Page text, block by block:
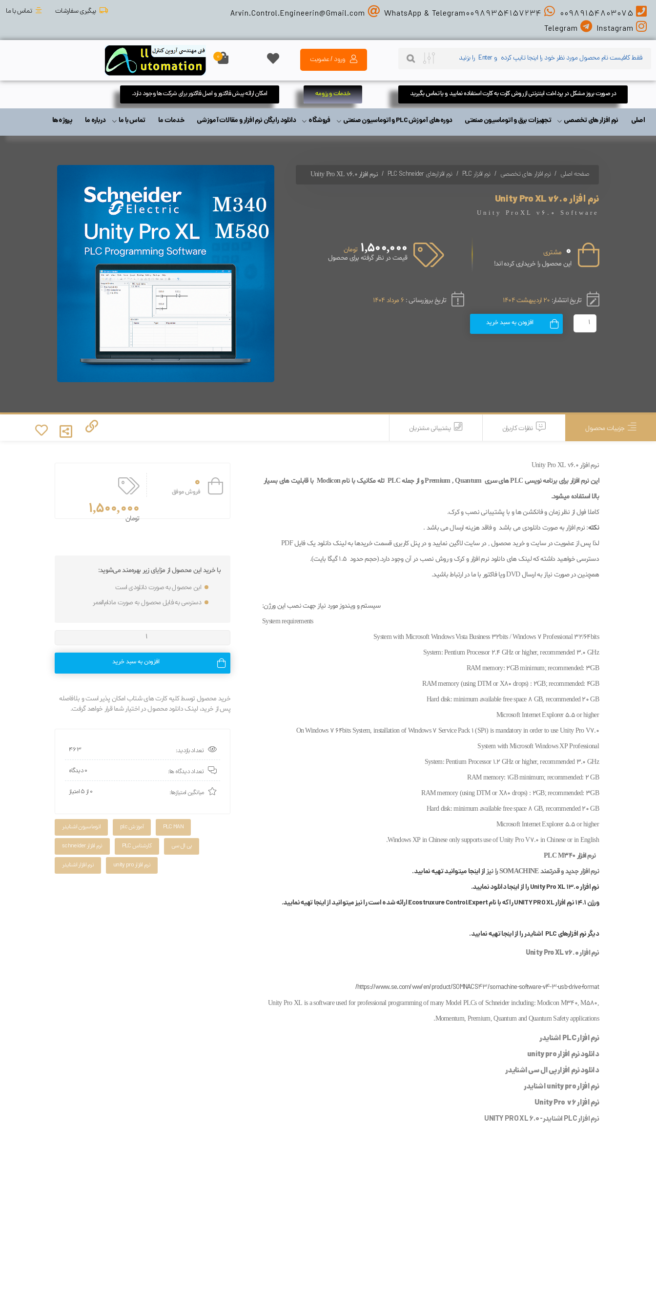
00989154803075
WhatsApp & Telegram00989354157234
Arvin.Control.Engineerin@Gmail.com
Instagram
Telegram
پیگیری سفارشات تماس با ما
ورود / عضویت 0
در صورت بروز مشکل در پرداخت اینترنتی از روش کارت به کارت استفاده نمایید و یا تماس بگیرید خدمات و رزومه امکان ارائه پیش فاکتور و اصل فاکتور برای شرکت ها وجود دارد.
اصلی نرم افزار های تخصصی تجهیزات برق و اتوماسیون صنعتی دوره های آموزش PLC و اتوماسیون صنعتی فروشگاه دانلود رایگان نرم افزار و مقالات آموزشی خدمات ما تماس با ما درباره ما پروژه ها
صفحه اصلی نرم افزار های تخصصی نرم افزار PLC نرم افزارهای PLC Schneider نرم افزار Unity Pro XL v6.0
نرم افزار Unity Pro XL v6.0
Unity ProXL v6.0 Software
0 مشتری
این محصول را خریداری کرده اند!
1,500,000 تومان
قیمت در نظر گرفته برای محصول
تاریخ انتشار: 20 اردیبهشت 1404 تاریخ بروزرسانی : 6 مرداد 1404
افزودن به سبد خرید
جزییات محصول نظرات کاربران پشتیبانی مشتریان
نرم افزار Unity Pro XL v6.0
این نرم افزار برای برنامه نویسی PLC های سری Premium , Quantum و از جمله PLC تله مکانیک با نام Modicon با قابلیت های بسیار
بالا استفاده میشود.
کاملا فول از نظر زمان و فانکشن ها و با پشتیبانی نصب و کرک.
نکته: نرم افزار به صورت دانلودی می باشد و فاقد هزینه ارسال می باشد .
لذا پس از عضویت در سایت و خرید محصول , در سایت لاگین نمایید و در پنل کاربری قسمت خریدها به لینک دانلود یک فایل PDF
دسترسی خواهید داشته که لینک های دانلود نرم افزار و کرک و روش نصب در آن وجود دارد.(حجم حدود 1.5 گیگا بایت).
همچنین در صورت نیاز به ارسال DVD ویا فاکتور با ما در ارتباط باشید.
سیستم و ویندوز مورد نیاز جهت نصب این ورژن:
System requirements
System with Microsoft Windows Vista Business 32bits / Windows 7 Professional 32/64bits
System: Pentium Processor 2.4 GHz or higher, recommended 3.0 GHz
RAM memory: 2GB minimum; recommended: 3GB
RAM memory (using DTM or X80 drops) : 2GB; recommended: 4GB
Hard disk: minimum available free space 8 GB, recommended 20 GB
Microsoft Internet Explorer 5.5 or higher
On Windows 7 64bits System, installation of Windows 7 Service Pack 1 (SP1) is mandatory in order to use Unity Pro V7.0
System with Microsoft Windows XP Professional
System: Pentium Processor 1.2 GHz or higher, recommended 3.0 GHz
RAM memory: 1GB minimum; recommended: 2 GB
RAM memory (using DTM or X80 drops) : 2GB; recommended: 3GB
Hard disk: minimum available free space 8 GB, recommended 20 GB
Microsoft Internet Explorer 5.5 or higher
Windows XP in Chinese only supports use of Unity Pro V7.0 in Chinese or in English.
نرم افزار PLC M340
نرم افزار جدید و قدرتمند SOMACHINE را نیز
از اینجا میتوانید تهیه نمایید.
نرم افزار Unity Pro XL 13.0 را از اینجا دانلود نمایید.
ورژن 14.1 نرم افزار UNITY PRO XL را که با نام Ecostruxure Control Expert ارائه شده است را نیز میتوانید از اینجا تهیه نمایید.
دیگر نرم افزارهای PLC اشنایدر را از اینجا تهیه نمایید.
نرم افزار Unity Pro XL v6.0
https://www.se.com/ww/en/product/SOMNACS43/somachine-software-v4-3-usb-drive-format/
Unity Pro XL is a software used for professional programming of many Model PLCs of Schneider including: Modicon M340, M580,
Momentum, Premium, Quantum and Quantum Safety applications.
نرم افزار PLC اشنایدر
دانلود نرم افزار unity pro
دانلود نرم افزار پی ال سی اشنایدر
نرم افزار unity pro اشنایدر
نرم افزار Unity Pro v6
نرم افزار PLC اشنایدر- UNITY PRO XL 6.0
0
فروش موفق
1,500,000
تومان
با خرید این محصول از مزایای زیر بهره‌مند می‌شوید:
این محصول به صورت دانلودی است
دسترسی به فایل محصول به صورت مادام‌العمر
افزودن به سبد خرید
خرید محصول توسط کلیه کارت های شتاب امکان پذیر است و بلافاصله
پس از خرید، لینک دانلود محصول در اختیار شما قرار خواهد گرفت.
تعداد بازدید: 463
تعداد دیدگاه ها: 0 دیدگاه
میانگین امتیازها: 0 از ۵ امتیاز
PLC MAN آموزش plc اتوماسیون اشنایدر
پی ال سی کارشناس PLC نرم افزار schneider
نرم افزار unity pro نرم افزار اشنایدر